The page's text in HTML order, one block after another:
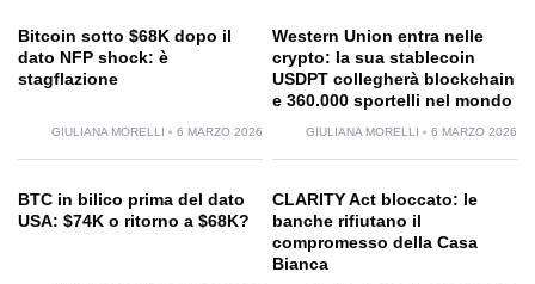
Bitcoin sotto $68K dopo il
dato NFP shock: è
stagflazione
GIULIANA MORELLI 6 MARZO 2026
Western Union entra nelle
crypto: la sua stablecoin
USDPT collegherà blockchain
e 360.000 sportelli nel mondo
GIULIANA MORELLI 6 MARZO 2026
BTC in bilico prima del dato
USA: $74K o ritorno a $68K?
CLARITY Act bloccato: le
banche rifiutano il
compromesso della Casa
Bianca